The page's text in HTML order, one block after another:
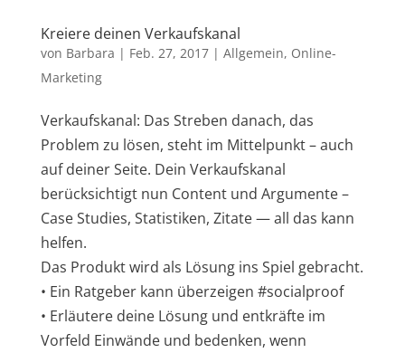
Kreiere deinen Verkaufskanal
von Barbara | Feb. 27, 2017| Allgemein, Online-
Marketing
Verkaufskanal: Das Streben danach, das
Problem zu lösen, steht im Mittelpunkt – auch
auf deiner Seite. Dein Verkaufskanal
berücksichtigt nun Content und Argumente –
Case Studies, Statistiken, Zitate — all das kann
helfen.
Das Produkt wird als Lösung ins Spiel gebracht.
• Ein Ratgeber kann überzeigen #socialproof
• Erläutere deine Lösung und entkräfte im
Vorfeld Einwände und bedenken, wenn